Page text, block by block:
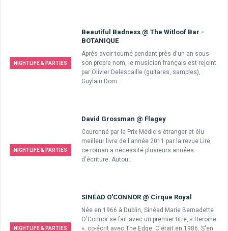
NIGHTLIFE & PARTIES
Beautiful Badness @ The Witloof Bar -
BOTANIQUE
Après avoir tourné pendant près d'un an sous
son propre nom, le musicien français est rejoint
par Olivier Delescaille (guitares, samples),
Guylain Dom...
NIGHTLIFE & PARTIES
David Grossman @ Flagey
Couronné par le Prix Médicis étranger et élu
meilleur livre de l'année 2011 par la revue Lire,
ce roman a nécessité plusieurs années
d'écriture. Autou...
NIGHTLIFE & PARTIES
SINÉAD O'CONNOR @ Cirque Royal
Née en 1966 à Dublin, Sinéad Marie Bernadette
O'Connor se fait avec un premier titre, « Heroine
», co-écrit avec The Edge. C'était en 1986. S'en